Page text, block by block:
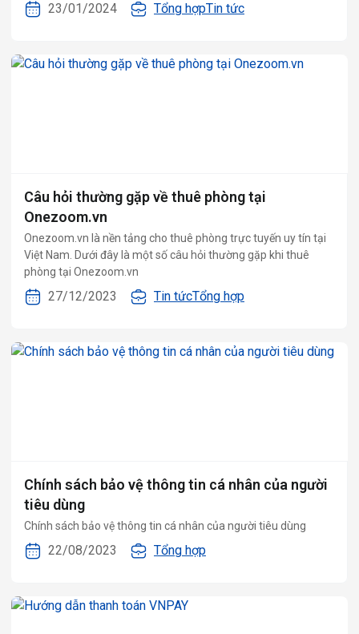
23/01/2024 Tổng hợpTin tức
Câu hỏi thường gặp về thuê phòng tại
Onezoom.vn
Onezoom.vn là nền tảng cho thuê phòng trực tuyến uy tín tại
Việt Nam. Dưới đây là một số câu hỏi thường gặp khi thuê
phòng tại Onezoom.vn
27/12/2023 Tin tứcTổng hợp
Chính sách bảo vệ thông tin cá nhân của người
tiêu dùng
Chính sách bảo vệ thông tin cá nhân của người tiêu dùng
22/08/2023 Tổng hợp